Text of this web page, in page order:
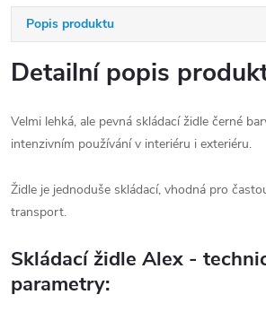
Popis produktu
Detailní popis
Velmi lehká, ale pevná skládací židle černé
intenzivním používání v interiéru i exteriéru.
Židle je jednoduše skládací, vhodná pro
transport.
Skládací židle Alex -
parametry: